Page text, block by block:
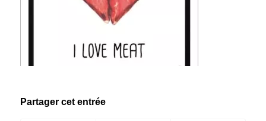
Partager cet entrée